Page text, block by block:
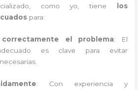
como yo, tiene
los
para:
correctamente el problema: El
es clave para evitar
: Con experiencia y